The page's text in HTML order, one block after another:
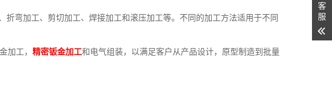
弯加工、剪切加工、焊接加工和滚压加工等。不同的加工方法适用于不同
加工，精密钣金加工和电气组装，以满足客户从产品设计，原型制造到批量
客
服